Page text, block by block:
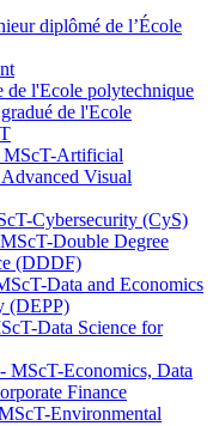
diplômé de l’École
l'Ecole polytechnique
de l'Ecole
Artificial
Visual
Cybersecurity (CyS)
Double Degree
(DDDF)
Data and Economics
(DEPP)
Data Science for
Economics, Data
Finance
Environmental